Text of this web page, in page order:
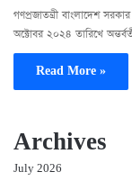
গণপ্রজাতন্ত্রী বাংলাদেশ
অক্টোবর ২০২৪ তারিখে
Read More »
Archives
July 2026